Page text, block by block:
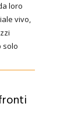
loro
vivo,
solo